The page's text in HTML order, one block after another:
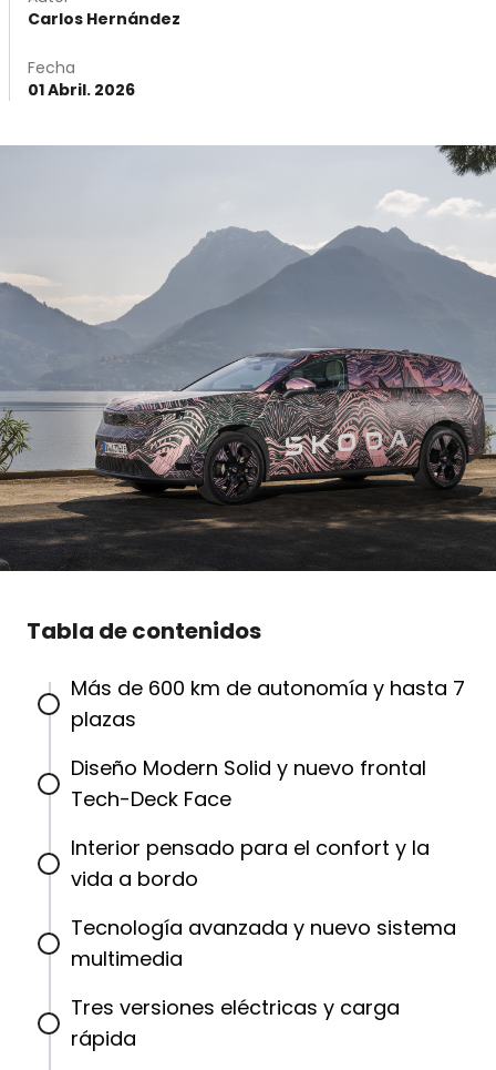
Carlos Hernández
Fecha
01 Abril. 2026
Tabla de contenidos
Más de 600 km de autonomía y hasta 7
plazas
Diseño Modern Solid y nuevo frontal
Tech-Deck Face
Interior pensado para el confort y la
vida a bordo
Tecnología avanzada y nuevo sistema
multimedia
Tres versiones eléctricas y carga
rápida